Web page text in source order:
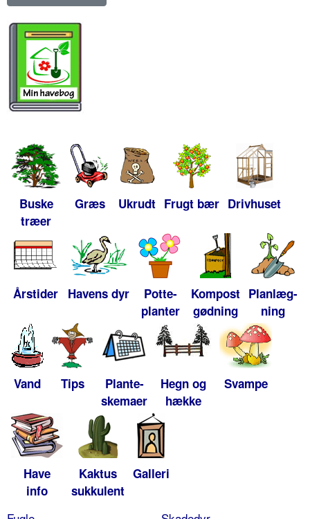
Buske
træer
Græs Ukrudt Frugt bær Drivhuset
Årstider Havens dyr
Potte-
planter
Kompost
gødning
Planlæg-
ning
Vand Tips
Plante-
skemaer
Hegn og
hække
Svampe
Have
info
Kaktus
sukkulent
Galleri